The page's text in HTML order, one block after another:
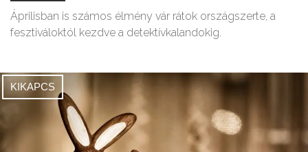
Áprilisban is számos élmény vár rátok országszerte, a
fesztiváloktól kezdve a detektívkalandokig.
KIKAPCS